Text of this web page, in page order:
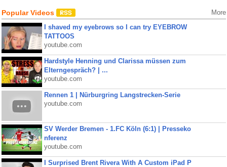
Popular Videos More
I shaved my eyebrows so I can try EYEBROW
TATTOOS
youtube.com
Hardstyle Henning und Clarissa müssen zum
Elterngespräch? | ...
youtube.com
Rennen 1 | Nürburgring Langstrecken-Serie
youtube.com
SV Werder Bremen - 1.FC Köln (6:1) | Presseko
nferenz
youtube.com
I Surprised Brent Rivera With A Custom iPad P